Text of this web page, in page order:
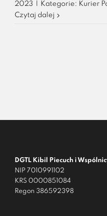
2023
Kategorie: Kurier
Czytaj dalej
DGTL Kibil Piecuch i
NIP 7010991102
KRS 0000851084
Regon 386592398